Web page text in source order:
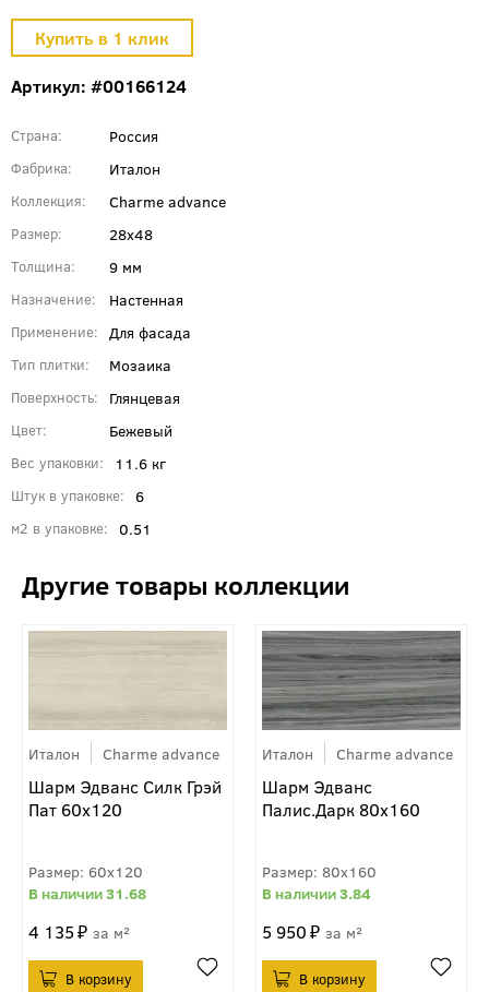
Артикул: #00166124
Страна Россия
Фабрика Италон
Коллекция Charme advance
Размер 28x48
Толщина 9 мм
Назначение Настенная
Применение Для фасада
Тип плитки Мозаика
Поверхность Глянцевая
Цвет Бежевый
Вес упаковки 11.6 кг
Штук в упаковке 6
м2 в упаковке 0.51
Италон Charme advance
Шарм Эдванс Силк Грэй
Пат 60x120
60x120
31.68
4 135 м²
Италон Charme advance
Шарм Эдванс
Палис.Дарк 80x160
80x160
3.84
5 950 м²